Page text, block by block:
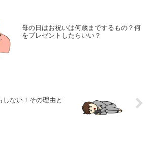
母の日はお祝いは何歳までするもの？何
をプレゼントしたらいい？
ない！その理由と